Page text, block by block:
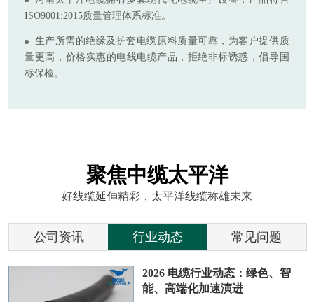
ISO9001:2015质量管理体系标准。
生产所需的绝缘及护套电缆原料质量可靠，为客户提供质
量更高，价格实惠的电线电缆产品，拒绝非标诱惑，倡导国
标保检。
聚焦中缆太平洋
好线缆延伸精彩，太平洋线缆称雄未来
公司资讯 行业动态 常见问题
2026 电缆行业动态：绿色、智
能、高端化加速演进